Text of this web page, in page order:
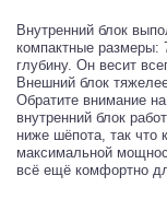
Внутренний блок
компактные
глубину. Он весит
Внешний блок
Обратите внимание
внутренний блок
ниже шёпота, так что
максимальной
всё ещё комфортно